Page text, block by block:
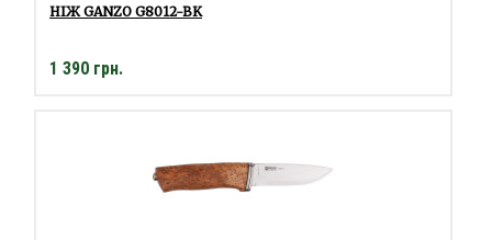
НІЖ GANZO G8012-BK
1 390 грн.